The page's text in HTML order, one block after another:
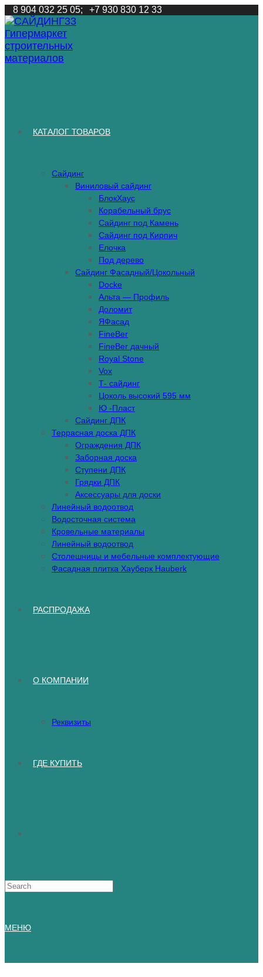
Перейти
к
содержимому
8 904 032 25 05; +7 930 830 12 33
КАТАЛОГ ТОВАРОВ
Сайдинг
Виниловый сайдинг
БлокХаус
Корабельный брус
Сайдинг под Камень
Сайдинг под Кирпич
Елочка
Под дерево
Сайдинг Фасадный/Цокольный
Docke
Альта — Профиль
Доломит
ЯФасад
FineBer
FineBer дачный
Royal Stone
Vox
Т- сайдинг
Цоколь высокий 595 мм
Ю -Пласт
Сайдинг ДПК
Террасная доска ДПК
Ограждения ДПК
Заборная доска
Ступени ДПК
Грядки ДПК
Аксессуары для доски
Линейный водоотвод
Водосточная система
Кровельные материалы
Линейный водоотвод
Столешницы и мебельные комплектующие
Фасадная плитка Хауберк Hauberk
РАСПРОДАЖА
О КОМПАНИИ
Реквизиты
ГДЕ КУПИТЬ
Искать:
МЕНЮ